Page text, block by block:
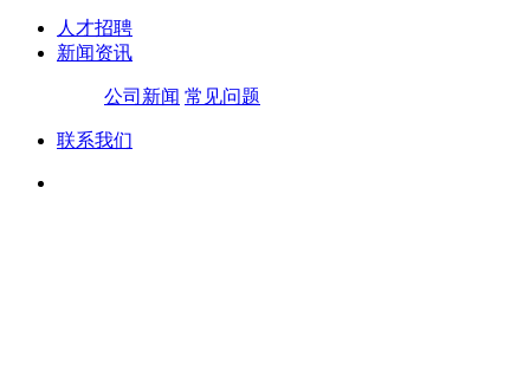
人才招聘
新闻资讯
公司新闻 常见问题
联系我们